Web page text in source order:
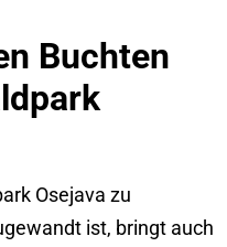
Buchten
Osejava zu
ist, bringt auch